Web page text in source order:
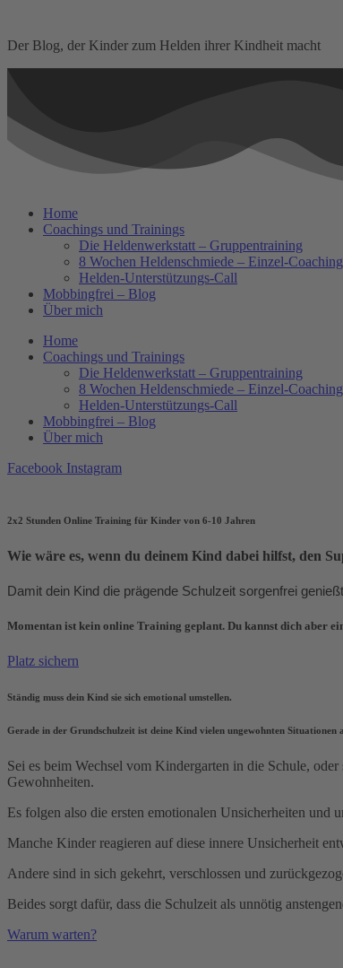
Der Blog, der Kinder zum Helden ihrer Kindheit macht
Home
Coachings und Trainings
Die Heldenwerkstatt – Gruppentraining
8 Wochen Heldenschmiede – Einzel-Coaching
Helden-Unterstützungs-Call
Mobbingfrei – Blog
Über mich
Home
Coachings und Trainings
Die Heldenwerkstatt – Gruppentraining
8 Wochen Heldenschmiede – Einzel-Coaching
Helden-Unterstützungs-Call
Mobbingfrei – Blog
Über mich
Facebook Instagram
2x2 Stunden Online Training für Kinder von 6-10 Jahren
Wie wäre es, wenn du deinem Kind dabei hilfst, den
Damit dein Kind die prägende Schulzeit sorgenfrei
Momentan ist kein online Training geplant. Du kannst dich aber
Platz sichern
Ständig muss dein Kind sie sich emotional umstellen.
Gerade in der Grundschulzeit ist deine Kind vielen ungewohnten Situationen
Sei es beim Wechsel vom Kindergarten in die Schule,
Gewohnheiten.
Es folgen also die ersten emotionalen Unsicherheiten und
Manche Kinder reagieren auf diese innere Unsicherheit
Andere sind in sich gekehrt, verschlossen und
Beides sorgt dafür, dass die Schulzeit als unnötig
Warum warten?